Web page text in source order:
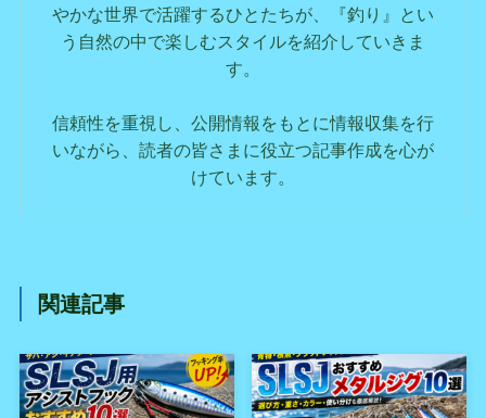
やかな世界で活躍するひとたちが、『釣り』とい
う自然の中で楽しむスタイルを紹介していきま
す。
信頼性を重視し、公開情報をもとに情報収集を行
いながら、読者の皆さまに役立つ記事作成を心が
けています。
関連記事